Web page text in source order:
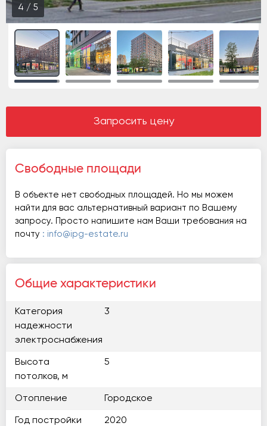
4 / 5
Запросить цену
Свободные площади
В объекте нет свободных площадей. Но мы можем
найти для вас альтернативный вариант по Вашему
запросу. Просто напишите нам Ваши требования на
почту : info@ipg-estate.ru
Общие характеристики
Категория
надежности
электроснабжения
3
Высота
потолков, м
5
Отопление Городское
Год постройки 2020